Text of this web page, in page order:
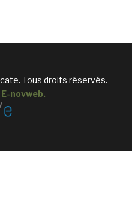
Tous droits réservés.
E-novweb.